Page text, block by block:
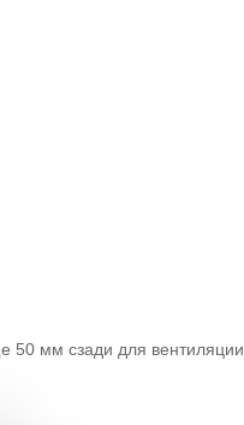
мм сзади для вентиляции.